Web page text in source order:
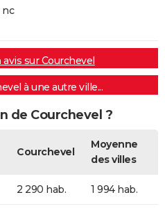
nc
sur Courchevel
à une autre ville...
de Courchevel ?
Courchevel
Moyenne
des villes
2 290 hab. 1 994 hab.